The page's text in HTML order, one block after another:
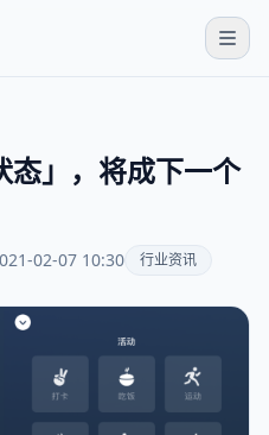
态」，将成下一个
02-07 10:30 行业资讯